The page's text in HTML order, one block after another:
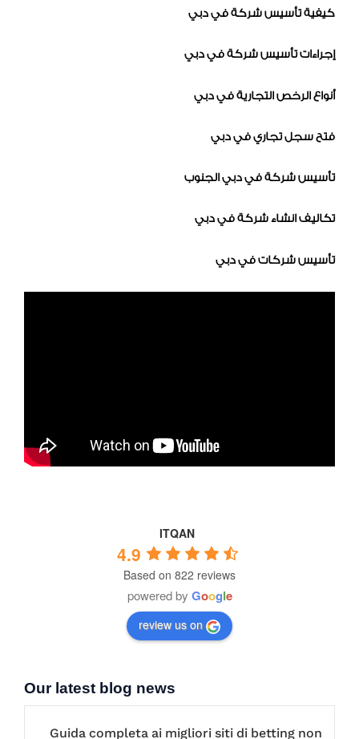
كيفية تأسيس شركة في دبي
إجراءات تأسيس شركة في دبي
أنواع الرخص التجارية في دبي
فتح سجل تجاري في دبي
تأسيس شركة في دبي الجنوب
تكاليف انشاء شركة في دبي
تأسيس شركات في دبي
ITQAN
4.9
Based on 822 reviews
powered by Google
review us on
Our latest blog news
Guida completa ai migliori siti di betting non